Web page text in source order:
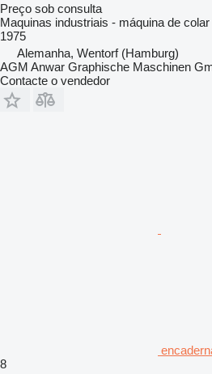
Preço sob consulta
Maquinas industriais - máquina de colar
1975
Alemanha, Wentorf (Hamburg)
AGM Anwar Graphische Maschinen
Contacte o vendedor
8